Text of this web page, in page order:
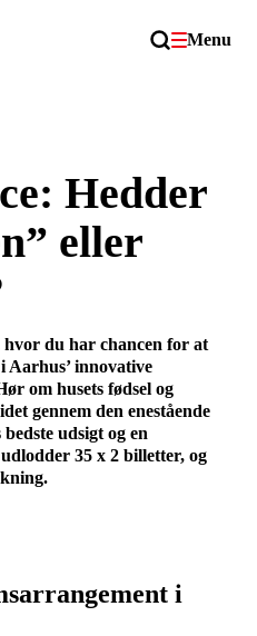
Menu
Hedder
eller
hvor du har chancen for at
Aarhus’ innovative
om husets fødsel og
gennem den enestående
udsigt og en
35 x 2 billetter, og
i